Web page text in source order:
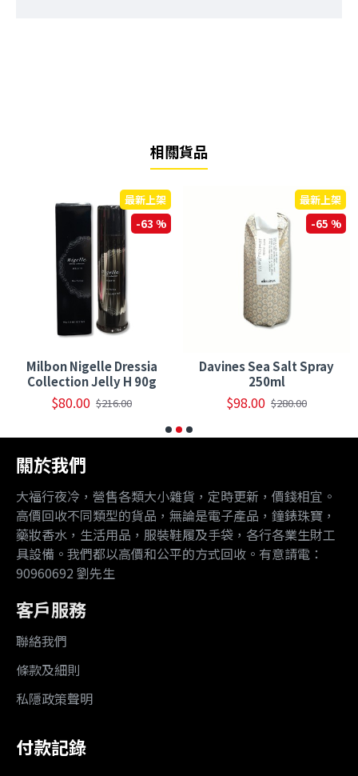
相關貨品
最新上架
-63 %
Milbon Nigelle Dressia
Collection Jelly H 90g
$80.00 $216.00
最新上架
-65 %
Davines Sea Salt Spray
250ml
$98.00 $280.00
關於我們
大福行夜冷，營售各類大小雜貨，定時更新，價錢相宜。
高價回收不同類型的貨品，無論是電子產品，鐘錶珠寶，
藥妝香水，生活用品，服裝鞋履及手袋，各行各業生財工
具設備。我們都以高價和公平的方式回收。有意請電：
90960692 劉先生
客戶服務
聯絡我們
條款及細則
私隱政策聲明
付款記錄